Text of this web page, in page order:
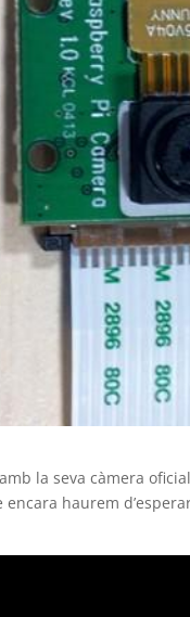
la seva càmera
haurem